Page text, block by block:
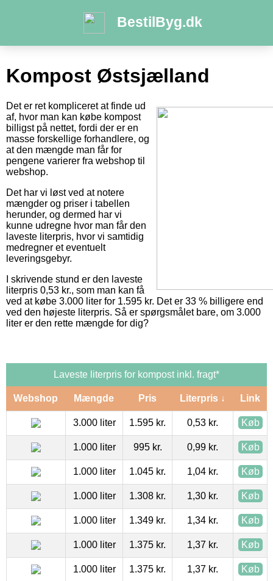
BestilByg.dk
Kompost Østsjælland
Det er ret kompliceret at finde ud
af, hvor man kan købe kompost
billigst på nettet, fordi der er en
masse forskellige forhandlere, og
at den mængde man får for
pengene varierer fra webshop til
webshop.
Det har vi løst ved at notere
mængder og priser i tabellen
herunder, og dermed har vi
kunne udregne hvor man får den
laveste literpris, hvor vi samtidig
medregner et eventuelt
leveringsgebyr.
I skrivende stund er den laveste
literpris 0,53 kr., som man kan få
ved at købe 3.000 liter for 1.595 kr. Det er 33 % billigere end
ved den højeste literpris. Så er spørgsmålet bare, om 3.000
liter er den rette mængde for dig?
Laveste literpris for kompost inkl. fragt*
Webshop Mængde Pris Literpris ↓ Link
3.000 liter 1.595 kr. 0,53 kr. Køb
1.000 liter 995 kr. 0,99 kr. Køb
1.000 liter 1.045 kr. 1,04 kr. Køb
1.000 liter 1.308 kr. 1,30 kr. Køb
1.000 liter 1.349 kr. 1,34 kr. Køb
1.000 liter 1.375 kr. 1,37 kr. Køb
1.000 liter 1.375 kr. 1,37 kr. Køb